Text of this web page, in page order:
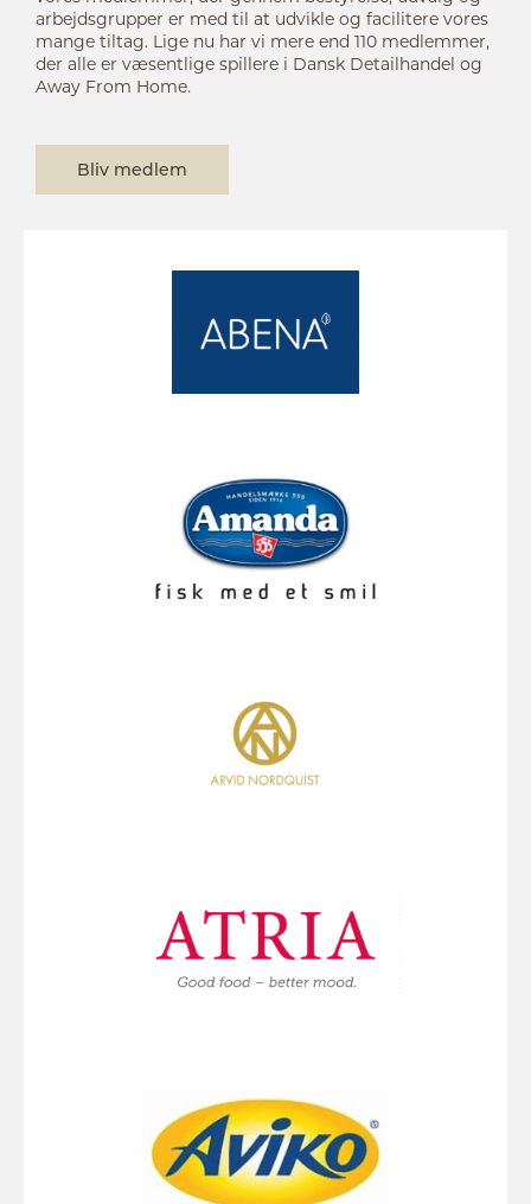
arbejdsgrupper er med til at udvikle og facilitere vores
mange tiltag. Lige nu har vi mere end 110 medlemmer,
der alle er væsentlige spillere i Dansk Detailhandel og
Away From Home.
Bliv medlem